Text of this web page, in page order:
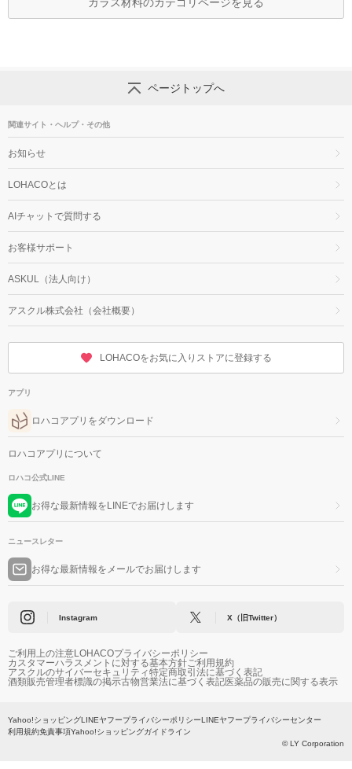
ページトップへ
関連サイト・ヘルプ・その他
お知らせ
LOHACOとは
AIチャットで質問する
お客様サポート
ASKUL（法人向け）
アスクル株式会社（会社概要）
LOHACOをお気に入りストアに登録する
アプリ
ロハコアプリをダウンロード
ロハコアプリについて
ロハコ公式LINE
お得な最新情報をLINEでお届けします
ニュースレター
お得な最新情報をメールでお届けします
Instagram X（旧Twitter）
ご利用上の注意LOHACOプライバシーポリシー
カスタマーハラスメントに対する基本方針ご利用規約
アスクルのサイバーセキュリティ特定商取引法に基づく表記
酒類販売管理者標識の掲示古物営業法に基づく表記医薬品の販売に関する表示
Yahoo!ショッピングLINEヤフープライバシーポリシーLINEヤフープライバシーセンター
利用規約免責事項Yahoo!ショッピングガイドライン
© LY Corporation